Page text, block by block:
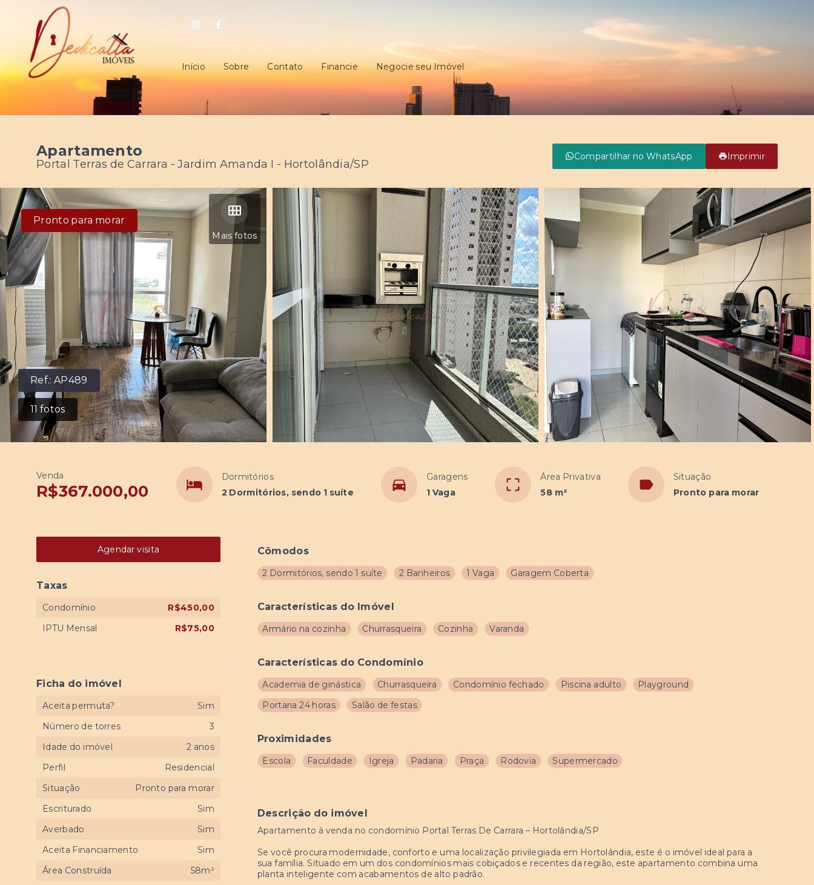
Início Sobre Contato Financie Negocie seu Imóvel
Apartamento
Portal Terras de Carrara -Jardim Amanda I - Hortolândia/SP
Compartilhar no WhatsApp Imprimir
Ref.:AP489
11 fotos
Mais fotos
Pronto para morar
Venda
R$367.000,00
Dormitórios
2 Dormitórios, sendo 1 suíte
Garagens
1 Vaga
Área Privativa
58 m²
Situação
Pronto para morar
Cômodos
2 Dormitórios, sendo 1 suíte 2 Banheiros 1 Vaga Garagem Coberta
Características do Imóvel
Armário na cozinha Churrasqueira Cozinha Varanda
Características do Condomínio
Academia de ginástica Churrasqueira Condomínio fechado Piscina adulto
Playground
Portaria 24 horas
Salão de festas
Proximidades
Escola Faculdade Igreja Padaria Praça Rodovia Supermercado
Descrição do imóvel
Apartamento à venda no condomínio Portal Terras De Carrara – Hortolândia/SP
Se você procura modernidade, conforto e uma localização privilegiada em Hortolândia, este é o imóvel ideal para a
sua família. Situado em um dos condomínios mais cobiçados e recentes da região, este apartamento combina uma
planta inteligente com acabamentos de alto padrão.
Agendar visita
Taxas
Condomínio
R$450,00
IPTU Mensal
R$75,00
Ficha do imóvel
Aceita permuta?
Sim
Número de torres
3
Idade do imóvel
2 anos
Perfil
Residencial
Situação
Pronto para morar
Escriturado
Sim
Averbado
Sim
Aceita Financiamento
Sim
Área Construída
58m²